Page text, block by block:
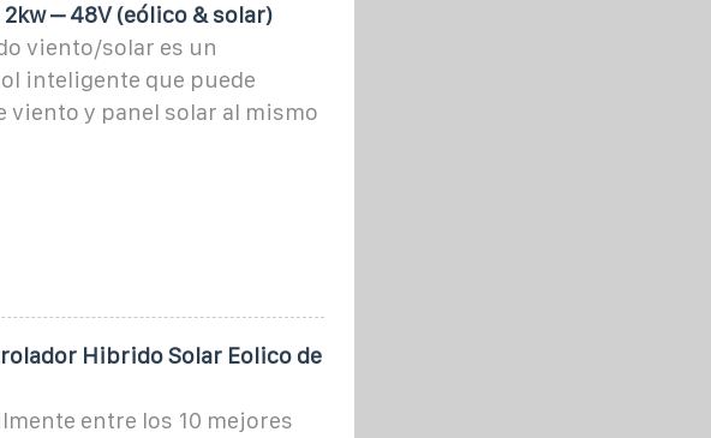
– 48V (eólico & solar)
viento/solar es un
inteligente que puede
y panel solar al mismo
Hibrido Solar Eolico de
entre los 10 mejores